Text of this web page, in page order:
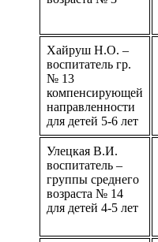
Хайруш Н.О. –
воспитатель гр.
№ 13
компенсирующей
направленности
для детей 5-6 лет
Улецкая В.И.
воспитатель –
группы среднего
возраста № 14
для детей 4-5 лет